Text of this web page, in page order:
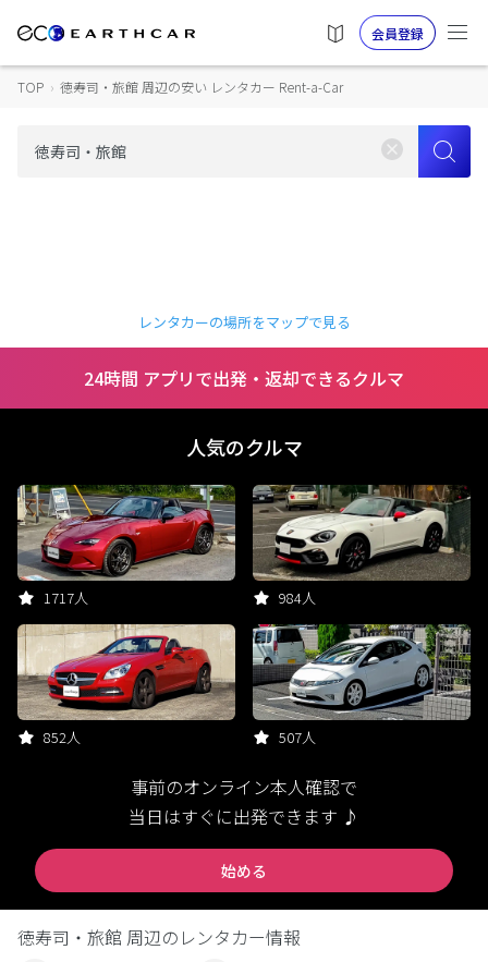
会員登録
TOP › 徳寿司・旅館 周辺の安い レンタカー Rent-a-Car
レンタカーの場所をマップで見る
24時間 アプリで出発・返却できるクルマ
人気のクルマ
1717人 984人
852人 507人
事前のオンライン本人確認で
当日はすぐに出発できます ♪
始める
徳寿司・旅館 周辺のレンタカー情報